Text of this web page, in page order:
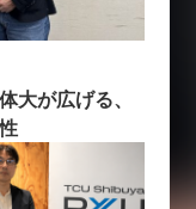
大が広げる、